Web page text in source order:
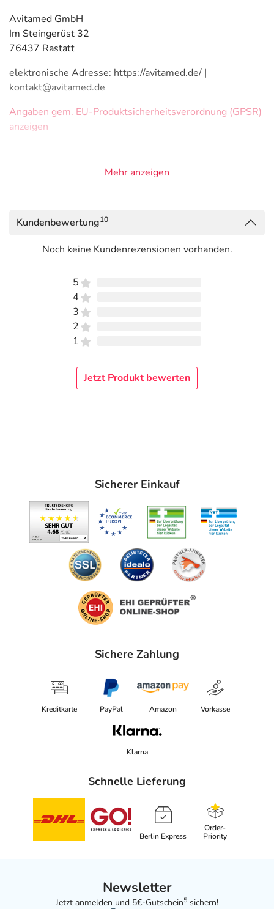
Avitamed GmbH
Im Steingerüst 32
76437 Rastatt
elektronische Adresse: https://avitamed.de/ |
kontakt@avitamed.de
Angaben gem. EU-Produktsicherheitsverordnung (GPSR)
anzeigen
Mehr anzeigen
Kundenbewertung10
Noch keine Kundenrezensionen vorhanden.
5
4
3
2
1
Jetzt Produkt bewerten
Sicherer Einkauf
Sichere Zahlung
Kreditkarte PayPal Amazon Vorkasse
Klarna
Schnelle Lieferung
Berlin Express
Order-
Priority
Newsletter
Jetzt anmelden und 5€-Gutschein5 sichern!